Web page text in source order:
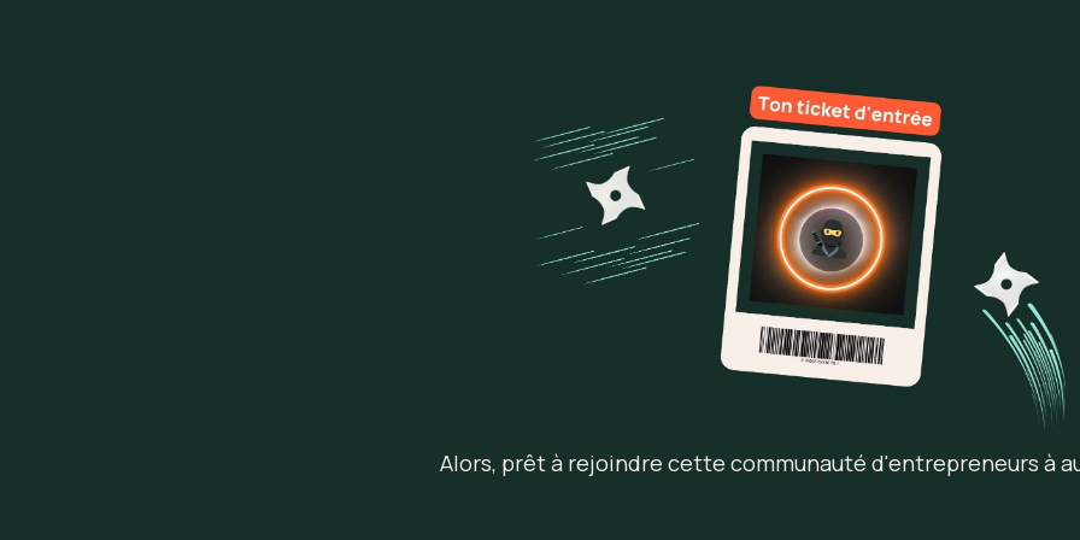
Alors, prêt à rejoindre cette communauté d'entrepreneurs à